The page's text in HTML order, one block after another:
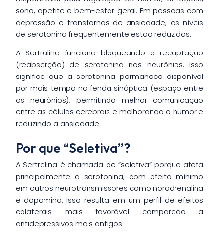
sono, apetite e bem-estar geral. Em pessoas com
depressão e transtornos de ansiedade, os níveis
de serotonina frequentemente estão reduzidos.
A Sertralina funciona bloqueando a recaptação
(reabsorção) de serotonina nos neurônios. Isso
significa que a serotonina permanece disponível
por mais tempo na fenda sináptica (espaço entre
os neurônios), permitindo melhor comunicação
entre as células cerebrais e melhorando o humor e
reduzindo a ansiedade.
Por que “Seletiva”?
A Sertralina é chamada de “seletiva” porque afeta
principalmente a serotonina, com efeito mínimo
em outros neurotransmissores como noradrenalina
e dopamina. Isso resulta em um perfil de efeitos
colaterais mais favorável comparado a
antidepressivos mais antigos.